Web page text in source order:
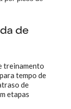
de
treinamento
tempo de
de
etapas